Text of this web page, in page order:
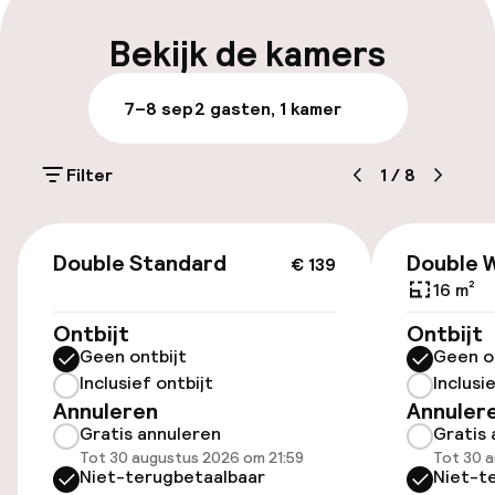
Bagageruimte
Parkeren & mobiliteit
(buiten)
€ 4,80 per dag
Oplaadpunt elektrische auto op
locatie
Toegankelijkheid
Bekijk de kamers
7–8 sep2 gasten, 1 kamer
Filter 1 / 8
€ 139
Double Standard
Ontbijt
Geen ontbijt
Inclusief ontbijt
Annuleren
Gratis annuleren
Tot 30 augustus 2026 om 21:59
Niet-terugbetaalbaar
Double
16 m²
Ontbijt
Geen
Gratis
Tot 30
Niet-